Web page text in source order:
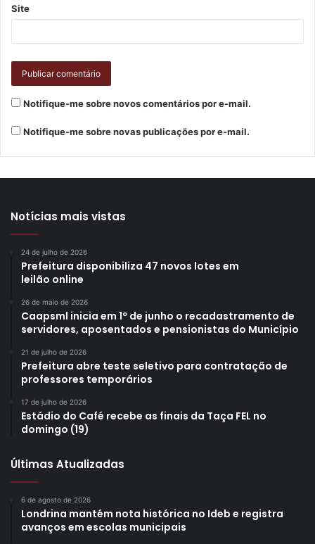
deseja aderir ao voluntarismo e também aos que estão
do município. Por meio deste canal, também podem ligar
emocional ou apoio psicológico.
Foto: Sercomtel
Segundo dados da Contact Center, que disponibiliza o
telefone, das 34 chamadas relacionadas a doações e
atuar na pandemia, por exemplo, no atendimento
dispostas a fazer a doação de alimentos, material de
limpeza, roupas, roupas de cama, colchão, cobertores, e
Site
Notifique-me sobre novos comentários por e-mail.
Notifique-me sobre novas publicações por e-mail.
Notícias mais vistas
24 de julho de 2026
Prefeitura disponibiliza 47 novos lotes em
leilão online
26 de maio de 2026
Caapsml inicia em 1º de junho o recadastramento de
servidores, aposentados e pensionistas do Município
21 de julho de 2026
Prefeitura abre teste seletivo para contratação de
professores temporários
17 de julho de 2026
Estádio do Café recebe as finais da Taça FEL no
domingo (19)
Últimas Atualizadas
6 de agosto de 2026
Londrina mantém nota histórica no Ideb e registra
avanços em escolas municipais